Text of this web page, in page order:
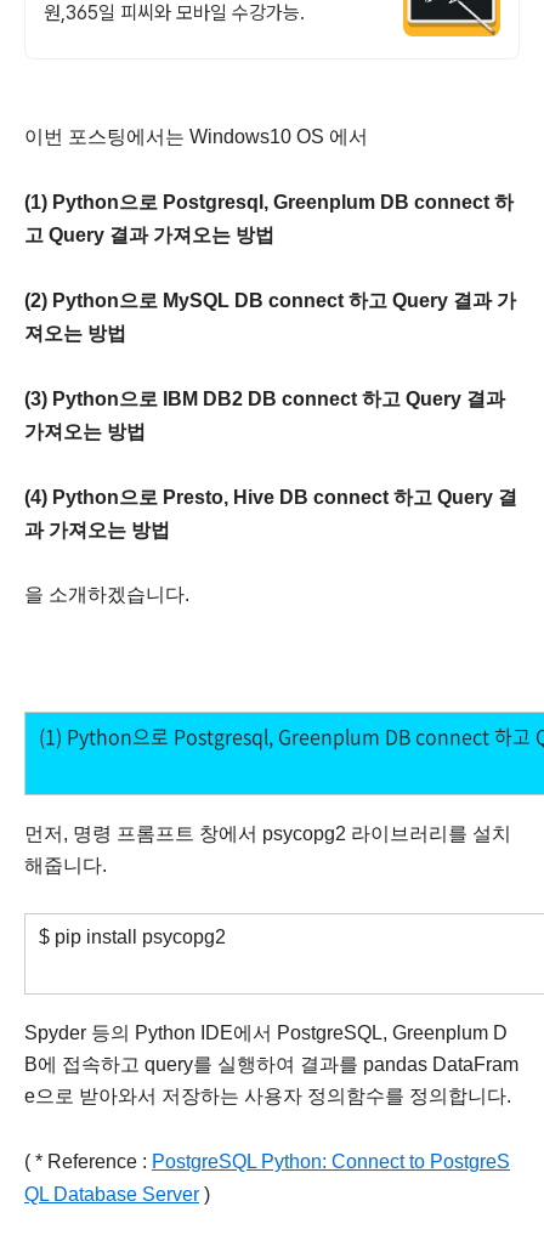
원,365일 피씨와 모바일 수강가능.
이번 포스팅에서는 Windows10 OS 에서
(1) Python으로 Postgresql, Greenplum DB connect 하
고 Query 결과 가져오는 방법
(2) Python으로 MySQL DB connect 하고 Query 결과 가
져오는 방법
(3) Python으로 IBM DB2 DB connect 하고 Query 결과
가져오는 방법
(4) Python으로 Presto, Hive DB connect 하고 Query 결
과 가져오는 방법
을 소개하겠습니다.
(1) Python으로 Postgresql, Greenplum DB connect 하고
먼저, 명령 프롬프트 창에서 psycopg2 라이브러리를 설치
해줍니다.
$ pip install psycopg2
Spyder 등의 Python IDE에서 PostgreSQL, Greenplum D
B에 접속하고 query를 실행하여 결과를 pandas DataFram
e으로 받아와서 저장하는 사용자 정의함수를 정의합니다.
( * Reference : PostgreSQL Python: Connect to PostgreS
QL Database Server )